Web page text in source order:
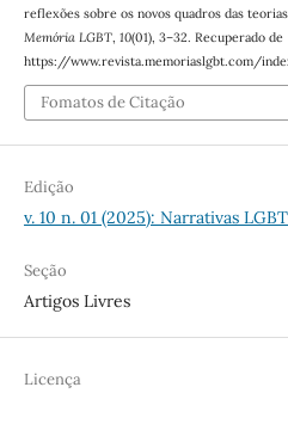
reflexões sobre os novos quadros das
Memória LGBT, 10(01), 3–32. Recuperado de
https://www.revista.memoriaslgbt.com/
Fomatos de Citação
Edição
v. 10 n. 01 (2025): Narrativas
Seção
Artigos Livres
Licença